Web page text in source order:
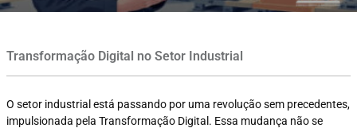
Transformação Digital no Setor Industrial
O setor industrial está passando por uma revolução sem precedentes,
impulsionada pela Transformação Digital. Essa mudança não se